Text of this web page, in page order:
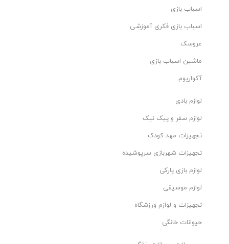
اسباب بازی
اسباب بازی فکری آموزشی
عروسک
ماشین اسباب بازی
آکواریوم
لوازم بادی
لوازم سفر و پیک نیک
تجهیزات مهد کودک
تجهیزات شهربازی سرپوشیده
لوازم بازی پارکی
لوازم موسیقی
تجهیزات و لوازم ورزشگاه
حیوانات خانگی